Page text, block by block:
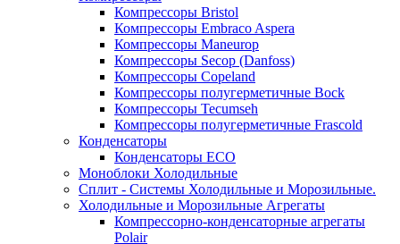
Компрессоры Bristol
Компрессоры Embraco Aspera
Компрессоры Maneurop
Компрессоры Secop (Danfoss)
Компрессоры Copeland
Компрессоры полугерметичные Bock
Компрессоры Tecumseh
Компрессоры полугерметичные Frascold
Конденсаторы
Конденсаторы ECO
Моноблоки Холодильные
Сплит - Системы Холодильные и Морозильные.
Холодильные и Морозильные Агрегаты
Компрессорно-конденсаторные агрегаты
Polair